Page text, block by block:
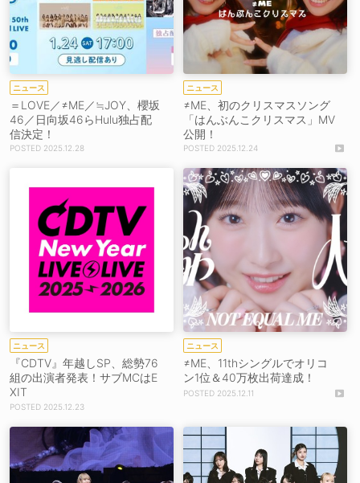
ニュース
＝LOVE／≠ME／≒JOY、櫻坂
46／日向坂46らHulu独占配
信決定！
2025.12.28
ニュース
≠ME、初のクリスマスソング
「はんぶんこクリスマス」MV
公開！
2025.12.24
ニュース
『CDTV』年越しSP、総勢76
組の出演者発表！サブMCはE
XIT
2025.12.23
ニュース
≠ME、11thシングルでオリコ
ン1位＆40万枚出荷達成！
2025.12.11